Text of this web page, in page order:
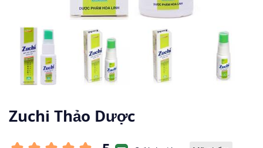
Zuchi Thảo Dược